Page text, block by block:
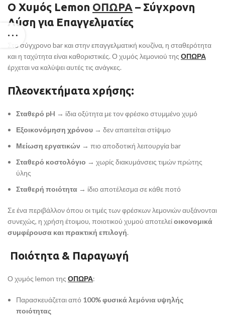
Ο Χυμός Lemon ΟΠΩΡΑ – Σύγχρονη
Λύση για Επαγγελματίες
Στο σύγχρονο bar και στην επαγγελματική κουζίνα, η σταθερότητα
και η ταχύτητα είναι καθοριστικές. Ο χυμός λεμονιού της ΟΠΩΡΑ
έρχεται να καλύψει αυτές τις ανάγκες.
Πλεονεκτήματα χρήσης:
Σταθερό pH → ίδια οξύτητα με τον φρέσκο στυμμένο χυμό
Εξοικονόμηση χρόνου → δεν απαιτείται στίψιμο
Μείωση εργατικών → πιο αποδοτική λειτουργία bar
Σταθερό κοστολόγιο → χωρίς διακυμάνσεις τιμών πρώτης
ύλης
Σταθερή ποιότητα → ίδιο αποτέλεσμα σε κάθε ποτό
Σε ένα περιβάλλον όπου οι τιμές των φρέσκων λεμονιών αυξάνονται
συνεχώς, η χρήση έτοιμου, ποιοτικού χυμού αποτελείοικονομικά
συμφέρουσα και πρακτική επιλογή.
Ποιότητα & Παραγωγή
Ο χυμός lemon της ΟΠΩΡΑ:
Παρασκευάζεται από 100% φυσικά λεμόνια υψηλής
ποιότητας